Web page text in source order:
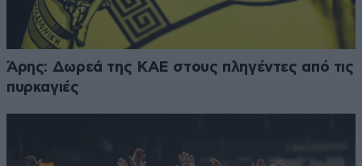
Άρης: Δωρεά της ΚΑΕ στους πληγέντες από τις
πυρκαγιές